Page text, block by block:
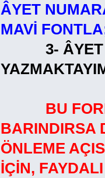
ÂYET
MAVİ
3- ÂYET
BU
BARINDIRSA
ÖNLEME
İÇİN,